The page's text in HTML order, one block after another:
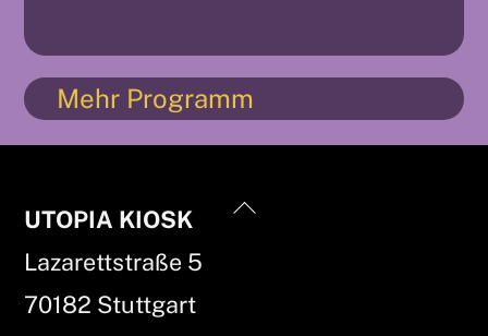
Mehr Programm
Back
UTOPIA KIOSK
Lazarettstraße 5
70182 Stuttgart